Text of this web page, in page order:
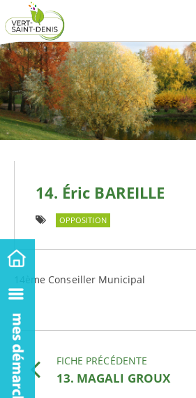
14. Éric BAREILLE
OPPOSITION
14ème Conseiller Municipal
FICHE PRÉCÉDENTE
13. MAGALI GROUX